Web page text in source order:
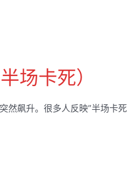
场卡死）
然飙升。很多人反映”半场卡